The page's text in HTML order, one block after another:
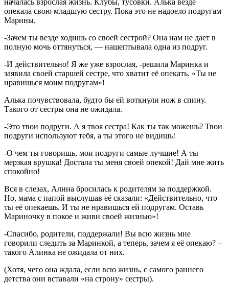
опекала свою младшую сестру. Пока это не надоело подругам
Марины.
-Зачем ты везде ходишь со своей сестрой? Она нам не дает в
полную мочь оттянуться, — нашептывала одна из подруг.
-И действительно! Я же уже взрослая, -решила Маринка и
заявила своей старшей сестре, что хватит её опекать. «Ты не
нравишься моим подругам»!
Алька почувствовала, будто бы ей воткнули нож в спину.
Такого от сестры она не ожидала.
-Это твои подруги. А я твоя сестра! Как ты так можешь? Твои
подруги используют тебя, а ты этого не видишь!
-О чем ты говоришь, мои подруги самые лучшие! А ты
мерзкая врушка! Достала ты меня своей опекой! Дай мне жить
спокойно!
Вся в слезах, Алина бросилась к родителям за поддержкой.
Но, мама с папой выслушав её сказали: «Действительно, что
ты её опекаешь. И ты не нравишься ей подругам. Оставь
Мариночку в покое и живи своей жизнью»!
-Спасибо, родители, поддержали! Вы всю жизнь мне
говорили следить за Маринкой, а теперь, зачем я её опекаю? –
такого Алинка не ожидала от них.
(Хотя, чего она ждала, если всю жизнь, с самого раннего
детства они вставали «на строну» сестры).